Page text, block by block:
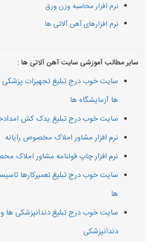
نرم افزار محاسبه وزن ورق
نرم افزارهای آهن آلاتی ها
سایر مطالب آموزشی سایت آهن آلاتی ها :
سایت خوب درج تبلیغ تجهیزات پزشکی
ها آزمایشگاه ها
سایت خوب درج تبلیغ یدک کش
نرم افزار مشاور املاک مخصوص رایانه
نرم افزار چاپ قولنامه مشاور املاک
سایت خوب درج تبلیغ تعمیرکارها
ها
سایت خوب درج تبلیغ دندانپزشکی ها
دندانپزشکی